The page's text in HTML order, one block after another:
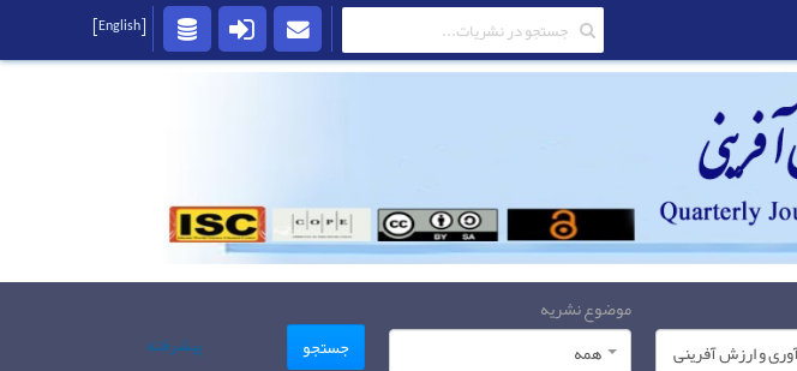
و ارزش آفرینی
موضوع نشریه
همه
جستجو پیشرفته
[English]